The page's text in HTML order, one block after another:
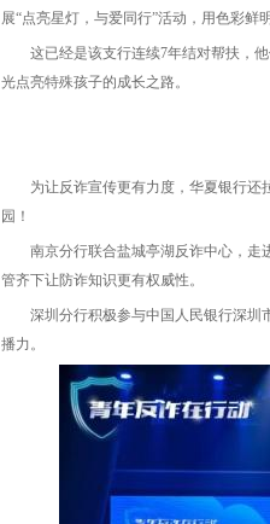
展“点亮星灯，与爱同行”活动，用色彩鲜
这已经是该支行连续7年结对帮扶，他
光点亮特殊孩子的成长之路。
为让反诈宣传更有力度，华夏银行还拉
园！
南京分行联合盐城亭湖反诈中心，走进
管齐下让防诈知识更有权威性。
深圳分行积极参与中国人民银行深圳市
播力。